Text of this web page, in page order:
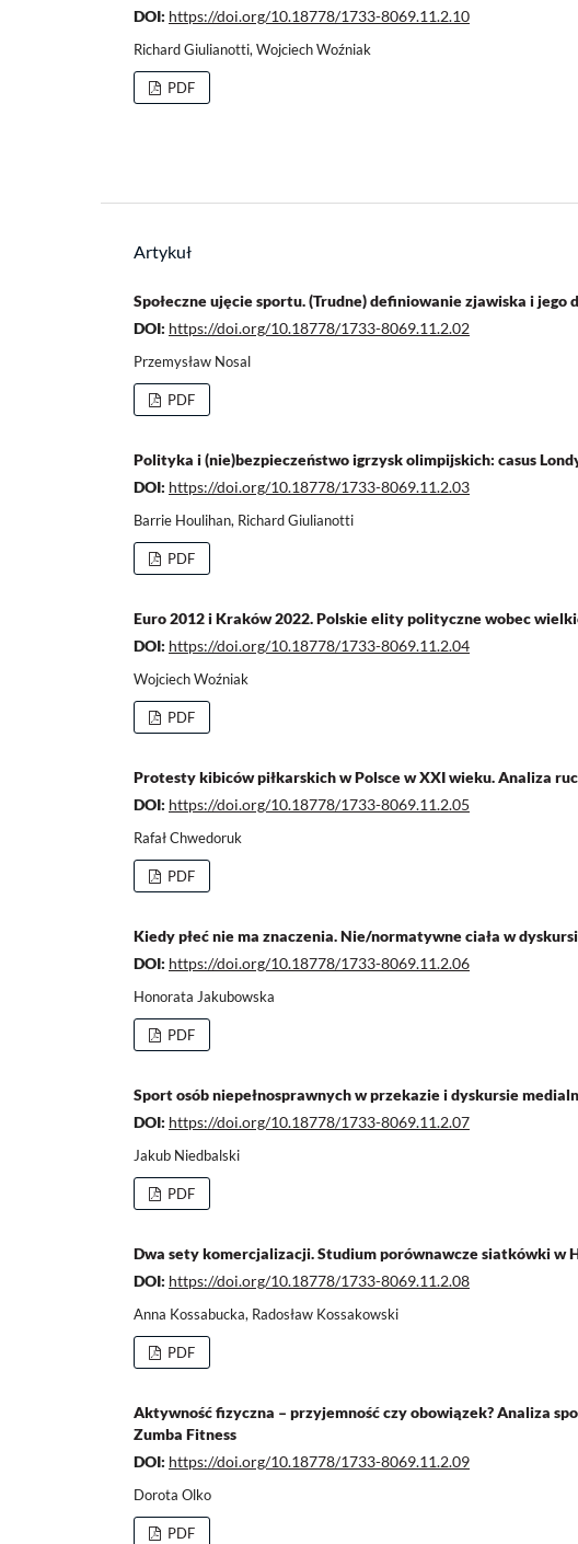
DOI: https://doi.org/10.18778/1733-8069.11.2.10
Richard Giulianotti, Wojciech Woźniak
PDF
Artykuł
Społeczne ujęcie sportu. (Trudne) definiowanie zjawiska i jego
DOI: https://doi.org/10.18778/1733-8069.11.2.02
Przemysław Nosal
PDF
Polityka i (nie)bezpieczeństwo igrzysk olimpijskich: casus
DOI: https://doi.org/10.18778/1733-8069.11.2.03
Barrie Houlihan, Richard Giulianotti
PDF
Euro 2012 i Kraków 2022. Polskie elity polityczne wobec
DOI: https://doi.org/10.18778/1733-8069.11.2.04
Wojciech Woźniak
PDF
Protesty kibiców piłkarskich w Polsce w XXI wieku. Analiza
DOI: https://doi.org/10.18778/1733-8069.11.2.05
Rafał Chwedoruk
PDF
Kiedy płeć nie ma znaczenia. Nie/normatywne ciała w
DOI: https://doi.org/10.18778/1733-8069.11.2.06
Honorata Jakubowska
PDF
Sport osób niepełnosprawnych w przekazie i dyskursie
DOI: https://doi.org/10.18778/1733-8069.11.2.07
Jakub Niedbalski
PDF
Dwa sety komercjalizacji. Studium porównawcze siatkówki w
DOI: https://doi.org/10.18778/1733-8069.11.2.08
Anna Kossabucka, Radosław Kossakowski
PDF
Aktywność fizyczna – przyjemność czy obowiązek? Analiza
Zumba Fitness
DOI: https://doi.org/10.18778/1733-8069.11.2.09
Dorota Olko
PDF